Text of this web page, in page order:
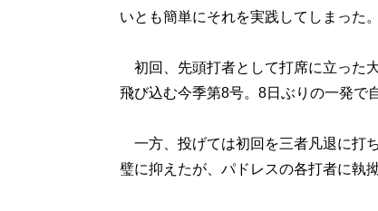
いとも簡単にそれを実践してしまった。
初回、先頭打者として打席に立った
飛び込む今季第8号。8日ぶりの一発で
一方、投げては初回を三者凡退に打
璧に抑えたが、パドレスの各打者に執